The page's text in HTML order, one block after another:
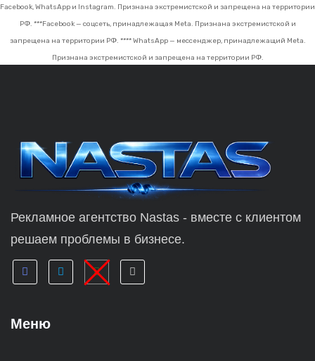
Facebook, WhatsApp и Instagram. Признана экстремистской и запрещена на территории
РФ. ***Facebook — соцсеть, принадлежащая Meta. Признана экстремистской и
запрещена на территории РФ. **** WhatsApp — мессенджер, принадлежащий Meta.
Признана экстремистской и запрещена на территории РФ.
Рекламное агентство Nastas - вместе с клиентом
решаем проблемы в бизнесе.
Меню